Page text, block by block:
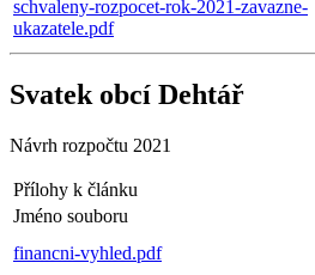
schvaleny-rozpocet-rok-2021-zavazne-
ukazatele.pdf
Svatek obcí Dehtář
Návrh rozpočtu 2021
Přílohy k článku
Jméno souboru
financni-vyhled.pdf